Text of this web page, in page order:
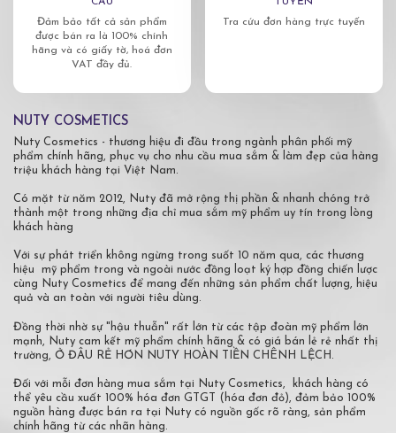
Đảm bảo tất cả sản phẩm
được bán ra là 100% chính
hãng và có giấy tờ, hoá đơn
VAT đầy đủ.
Tra cứu đơn hàng trực tuyến
NUTY COSMETICS
Nuty Cosmetics - thương hiệu đi đầu trong ngành phân phối mỹ
phẩm chính hãng, phục vụ cho nhu cầu mua sắm & làm đẹp của hàng
triệu khách hàng tại Việt Nam.
Có mặt từ năm 2012, Nuty đã mở rộng thị phần & nhanh chóng trở
thành một trong những địa chỉ mua sắm mỹ phẩm uy tín trong lòng
khách hàng
Với sự phát triển không ngừng trong suốt 10 năm qua, các thương
hiệu mỹ phẩm trong và ngoài nước đồng loạt ký hợp đồng chiến lược
cùng Nuty Cosmetics để mang đến những sản phẩm chất lượng, hiệu
quả và an toàn với người tiêu dùng.
Đồng thời nhờ sự "hậu thuẫn" rất lớn từ các tập đoàn mỹ phẩm lớn
mạnh, Nuty cam kết mỹ phẩm chính hãng & có giá bán lẻ rẻ nhất thị
trường, Ở ĐÂU RẺ HƠN NUTY HOÀN TIỀN CHÊNH LỆCH.
Đối với mỗi đơn hàng mua sắm tại Nuty Cosmetics, khách hàng có
thể yêu cầu xuất 100% hóa đơn GTGT (hóa đơn đỏ), đảm bảo 100%
nguồn hàng được bán ra tại Nuty có nguồn gốc rõ ràng, sản phẩm
chính hãng từ các nhãn hàng.